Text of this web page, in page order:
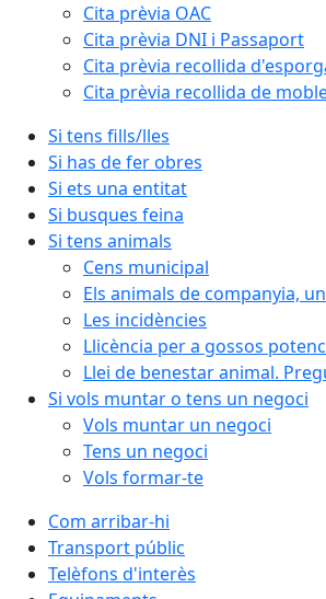
Cita prèvia OAC
Cita prèvia DNI i Passaport
Cita prèvia recollida
Cita prèvia recollida de
Si tens fills/lles
Si has de fer obres
Si ets una entitat
Si busques feina
Si tens animals
Cens municipal
Els animals de companyia,
Les incidències
Llicència per a gossos
Llei de benestar animal.
Si vols muntar o tens un negoci
Vols muntar un negoci
Tens un negoci
Vols formar-te
Com arribar-hi
Transport públic
Telèfons d'interès